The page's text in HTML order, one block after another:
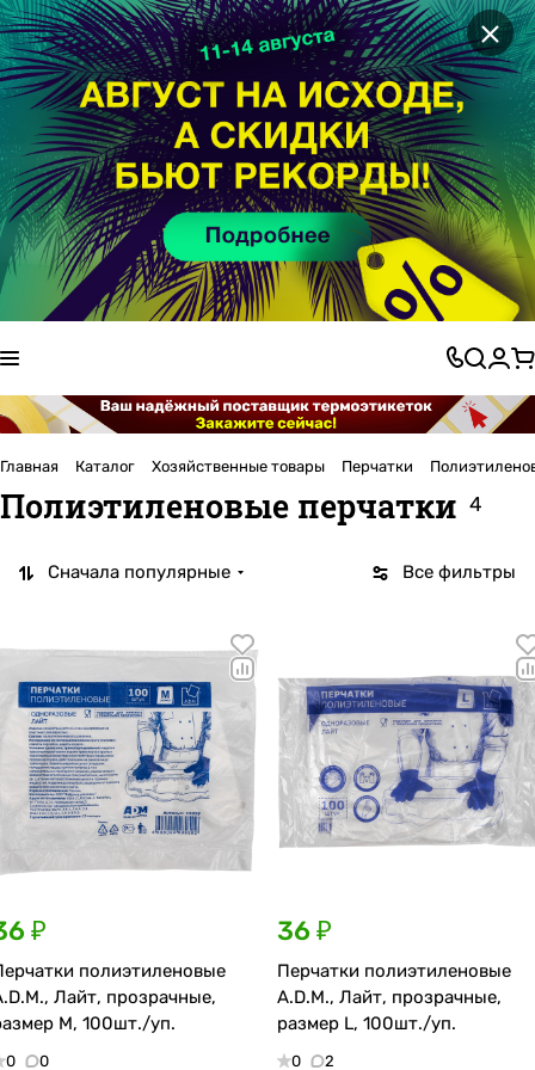
×
Главная Каталог Хозяйственные товары Перчатки
Полиэтиленовые перчатки 4
Все фильтры
Сначала популярные
₽
полиэтиленовые
Лайт, прозрачные,
M, 100шт./уп.
0 0
36 ₽
Перчатки полиэтиленовые
A.D.M., Лайт, прозрачные,
размер L, 100шт./уп.
0 2